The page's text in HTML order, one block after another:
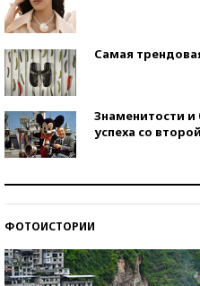
Самая
Знаменитости
успеха со
ФОТОИСТОРИИ